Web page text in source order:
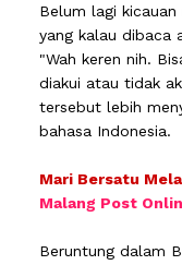
Belum lagi
yang kalau dibaca
"Wah keren nih.
diakui atau tidak
tersebut lebih
bahasa Indonesia.
Mari Bersatu
Malang Post
Beruntung dalam